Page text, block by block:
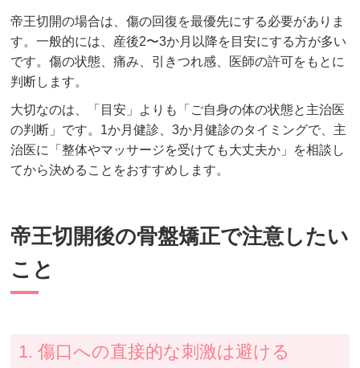
帝王切開の場合は、傷の回復を最優先にする必要がありま
す。一般的には、産後2〜3か月以降を目安にする方が多い
です。傷の状態、痛み、引きつれ感、医師の許可をもとに
判断します。
大切なのは、「目安」よりも「ご自身の体の状態と主治医
の判断」です。1か月健診、3か月健診のタイミングで、主
治医に「整体やマッサージを受けても大丈夫か」を相談し
てから決めることをおすすめします。
帝王切開後の骨盤矯正で注意したい
こと
1. 傷口への直接的な刺激は避ける